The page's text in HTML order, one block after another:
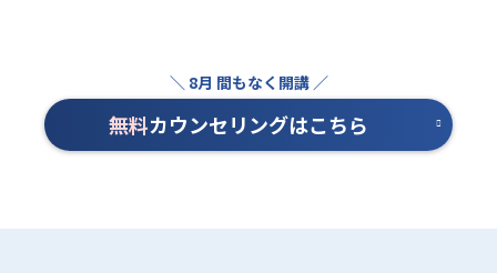
無料カウンセリングはこちら